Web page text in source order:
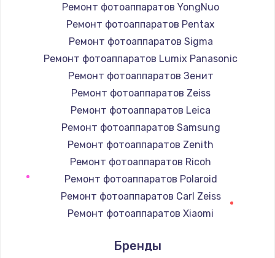
Заказать
Замена конфорки
Заказать
Замена платы сенсора
Заказать
Ремонт фотоаппаратов YongNuo
Ремонт фотоаппаратов Pentax
Ремонт фотоаппаратов Sigma
Ремонт фотоаппаратов Lumix Panasonic
Ремонт фотоаппаратов Зенит
Ремонт фотоаппаратов Zeiss
Ремонт фотоаппаратов Leica
Ремонт фотоаппаратов Samsung
Ремонт фотоаппаратов Zenith
Ремонт фотоаппаратов Ricoh
Ремонт фотоаппаратов Polaroid
Ремонт фотоаппаратов Carl Zeiss
Ремонт фотоаппаратов Xiaomi
Ремонт фотоаппаратов Kodak
Бренды